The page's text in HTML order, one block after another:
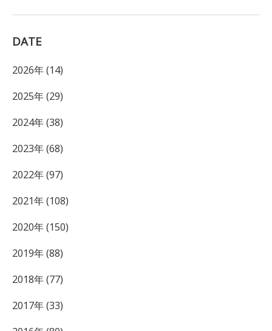
DATE
2026年 (14)
2025年 (29)
2024年 (38)
2023年 (68)
2022年 (97)
2021年 (108)
2020年 (150)
2019年 (88)
2018年 (77)
2017年 (33)